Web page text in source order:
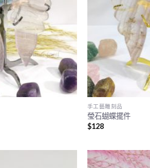
手工藝雕刻品
瑩石蝴蝶擺件
$128